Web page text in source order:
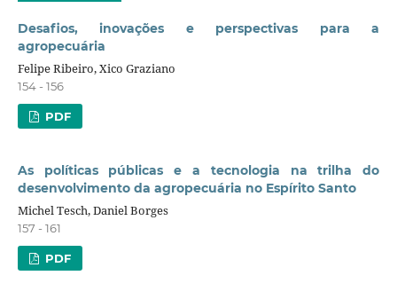
Desafios, inovações e perspectivas para a
agropecuária
Felipe Ribeiro, Xico Graziano
154 - 156
PDF
As políticas públicas e a tecnologia na trilha do
desenvolvimento da agropecuária no Espírito Santo
Michel Tesch, Daniel Borges
157 - 161
PDF